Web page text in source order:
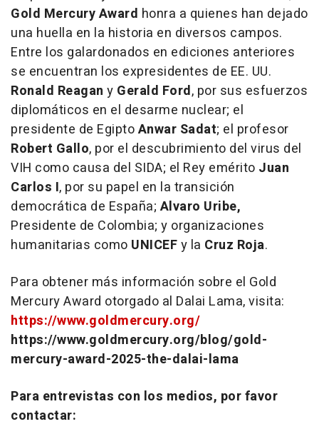
Gold Mercury Award honra a quienes han dejado
una huella en la historia en diversos campos.
Entre los galardonados en ediciones anteriores
se encuentran los expresidentes de EE. UU.
Ronald Reagan y Gerald Ford, por sus esfuerzos
diplomáticos en el desarme nuclear; el
presidente de EgiptoAnwar Sadat; el profesor
Robert Gallo, por el descubrimiento del virus del
VIH como causa del SIDA; el Rey emérito Juan
Carlos I, por su papel en la transición
democrática de España; Alvaro Uribe,
Presidente de Colombia; y organizaciones
humanitarias como UNICEFy la Cruz Roja.
Para obtener más información sobre el Gold
Mercury Award otorgado al Dalai Lama, visita:
https://www.goldmercury.org/
https://www.goldmercury.org/blog/gold-
mercury-award-2025-the-dalai-lama
Para entrevistas con los medios, por favor
contactar: